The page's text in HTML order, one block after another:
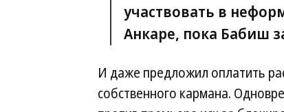
участвовать в
Анкаре, пока Бабиш
И даже предложил оплатить
собственного кармана.